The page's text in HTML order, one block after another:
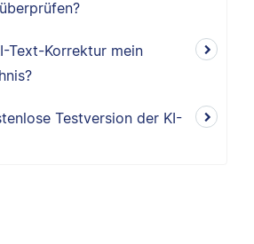
Text-Korrektur mein
Testversion der KI-